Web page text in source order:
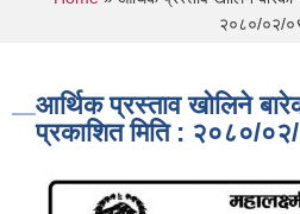
२०८०/०२/
आर्थिक प्रस्ताव खोलिने
प्रकाशित मिति : २०८०/